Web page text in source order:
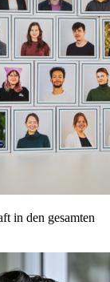
in den gesamten